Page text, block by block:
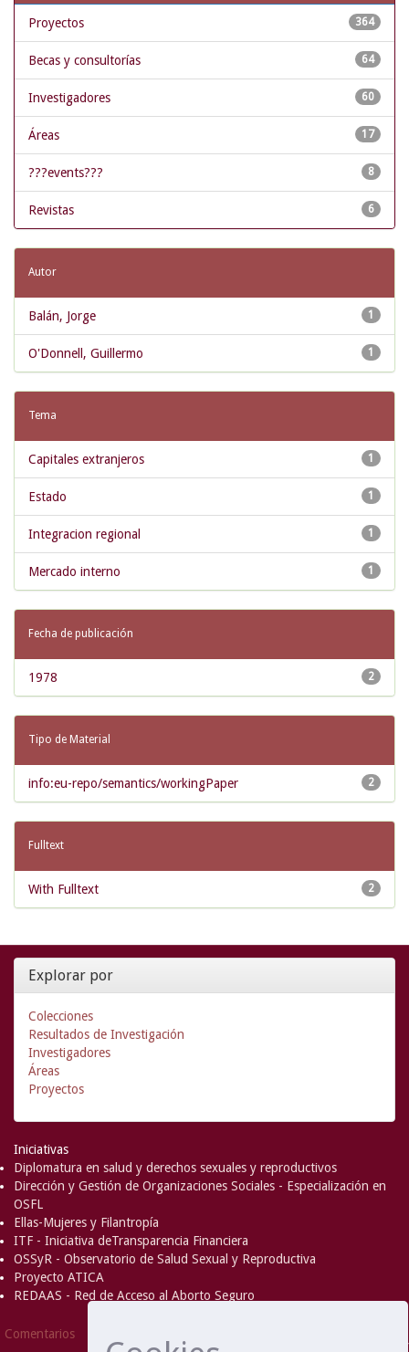
364
Proyectos
64
Becas y consultorías
60
Investigadores
17
Áreas
8
???events???
6
Revistas
Autor
1
Balán, Jorge
1
O'Donnell, Guillermo
Tema
1
Capitales extranjeros
1
Estado
1
Integracion regional
1
Mercado interno
Fecha de publicación
2
1978
Tipo de Material
2
info:eu-repo/semantics/workingPaper
Fulltext
2
With Fulltext
Explorar por
Colecciones
Resultados de Investigación
Investigadores
Áreas
Proyectos
Iniciativas
Diplomatura en salud y derechos sexuales y reproductivos
Dirección y Gestión de Organizaciones Sociales - Especialización en
OSFL
Ellas-Mujeres y Filantropía
ITF - Iniciativa deTransparencia Financiera
OSSyR - Observatorio de Salud Sexual y Reproductiva
Proyecto ATICA
REDAAS - Red de Acceso al Aborto Seguro
Comentarios
2008 MITandHewlett-Packard - Extensión mantenida y